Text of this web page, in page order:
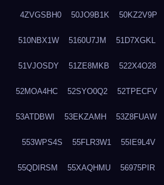
4ZVGSBH0 50JO9B1K 50KZ2V9P
510NBX1W 5160U7JM 51D7XGKL
51VJOSDY 51ZE8MKB 522X4O28
52MOA4HC 52SYO0Q2 52TPECFV
53ATDBWI 53EKZAMH 53Z8FUAW
553WPS4S 55FLR3W1 55IE9L4V
55QDIRSM 55XAQHMU 56975PIR